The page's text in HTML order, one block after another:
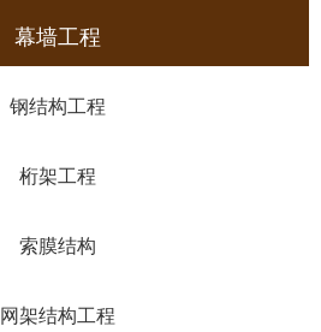
幕墙工程
钢结构工程
桁架工程
索膜结构
网架结构工程